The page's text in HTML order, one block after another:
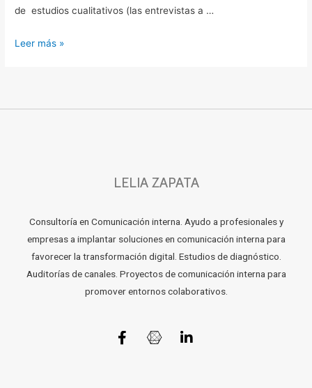
de estudios cualitativos (las entrevistas a …
Leer más »
LELIA ZAPATA
Consultoría en Comunicación interna. Ayudo a profesionales y
empresas a implantar soluciones en comunicación interna para
favorecer la transformación digital. Estudios de diagnóstico.
Auditorías de canales. Proyectos de comunicación interna para
promover entornos colaborativos.